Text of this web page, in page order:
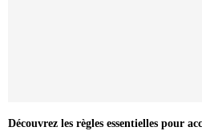
Découvrez les règles essentielles pour